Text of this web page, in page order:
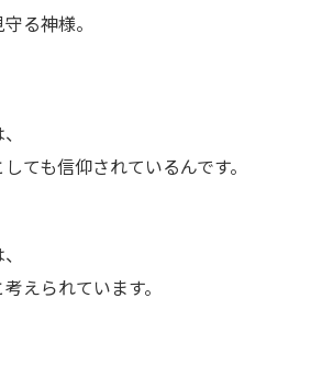
る神様。
ても信仰されているんです。
えられています。